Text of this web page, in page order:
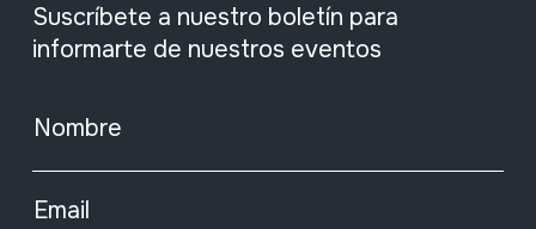
Suscríbete a nuestro boletín para
informarte de nuestros eventos
Nombre
Email